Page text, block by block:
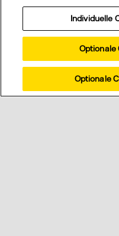
Wir
Individuelle
Optionale
Optionale